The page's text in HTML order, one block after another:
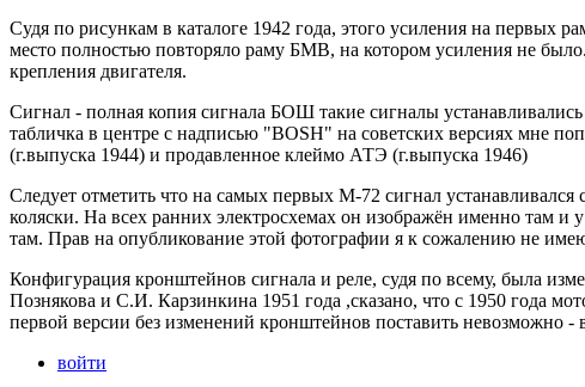
Судя по рисункам в каталоге 1942 года, этого усиления на
место полностью повторяло раму БМВ, на котором усиления не
крепления двигателя.
Сигнал - полная копия сигнала БОШ такие сигналы
табличка в центре с надписью "BOSH" на советских версиях мне
(г.выпуска 1944) и продавленное клеймо АТЭ (г.выпуска 1946)
Следует отметить что на самых первых М-72 сигнал устанавливался
коляски. На всех ранних электросхемах он изображён именно там и
там. Прав на опубликование этой фотографии я к сожалению не
Конфигурация кронштейнов сигнала и реле, судя по всему, была
Познякова и С.И. Карзинкина 1951 года ,сказано, что с 1950 года
первой версии без изменений кронштейнов поставить невозможно
войти